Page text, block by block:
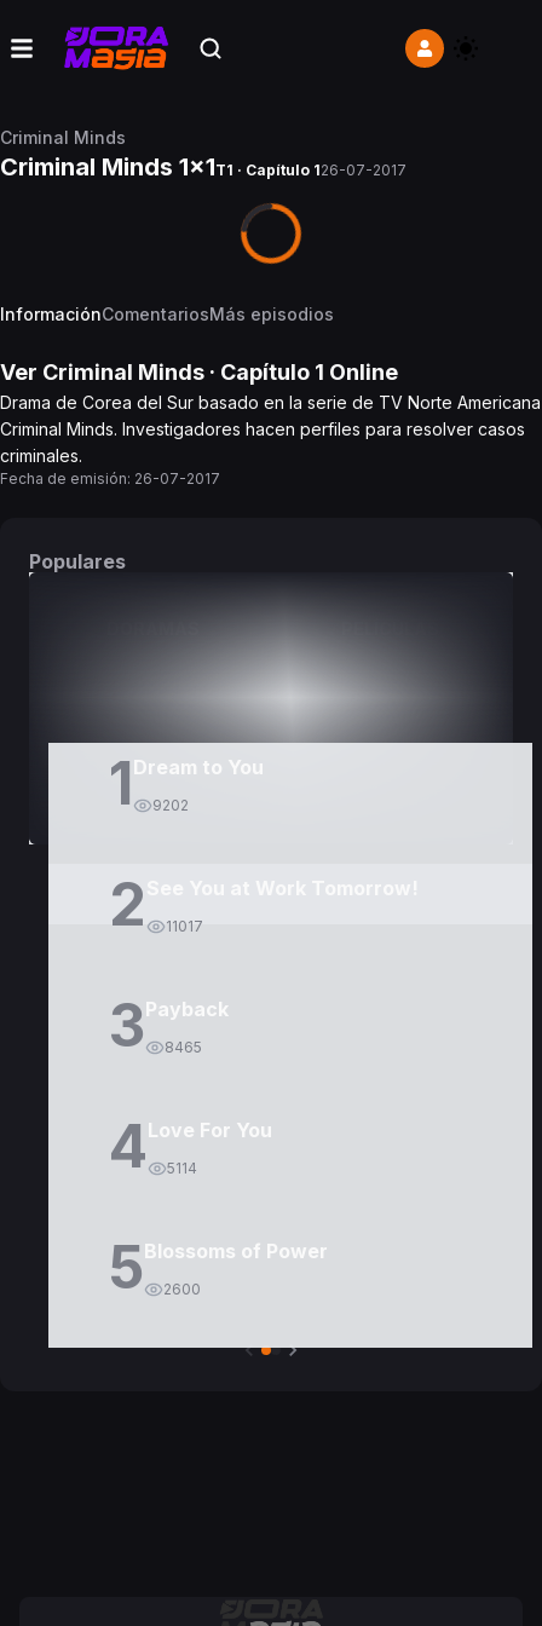
Criminal Minds
Criminal Minds 1x1T1 · Capítulo 126-07-2017
InformaciónComentariosMás episodios
Ver Criminal Minds · Capítulo 1 Online
Drama de Corea del Sur basado en la serie de TV Norte Americana
Criminal Minds. Investigadores hacen perfiles para resolver casos
criminales.
Fecha de emisión: 26-07-2017
Populares
1 Dream to You
9202
2 11017
3Payback
8465
4Love For You
5114
5Blossoms of Power
2600